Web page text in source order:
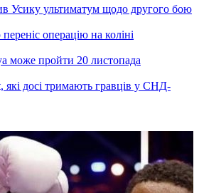
Усику ультиматум щодо другого бою
операцію на коліні
може пройти 20 листопада
які досі тримають гравців у СНД-